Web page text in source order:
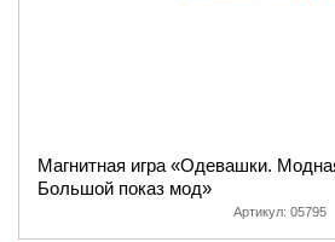
Магнитная игра «Одевашки.
Большой показ мод»
Артикул: 05795